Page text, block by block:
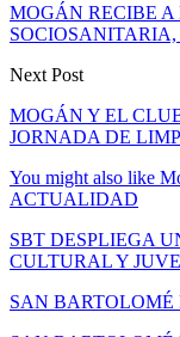
MOGÁN RECIBE A
Next Post
MOGÁN Y EL
JORNADA DE
You might also like
ACTUALIDAD
SBT DESPLIEGA
CULTURAL Y
SAN